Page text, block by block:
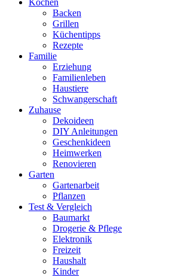
Kochen
Backen
Grillen
Küchentipps
Rezepte
Familie
Erziehung
Familienleben
Haustiere
Schwangerschaft
Zuhause
Dekoideen
DIY Anleitungen
Geschenkideen
Heimwerken
Renovieren
Garten
Gartenarbeit
Pflanzen
Test & Vergleich
Baumarkt
Drogerie & Pflege
Elektronik
Freizeit
Haushalt
Kinder